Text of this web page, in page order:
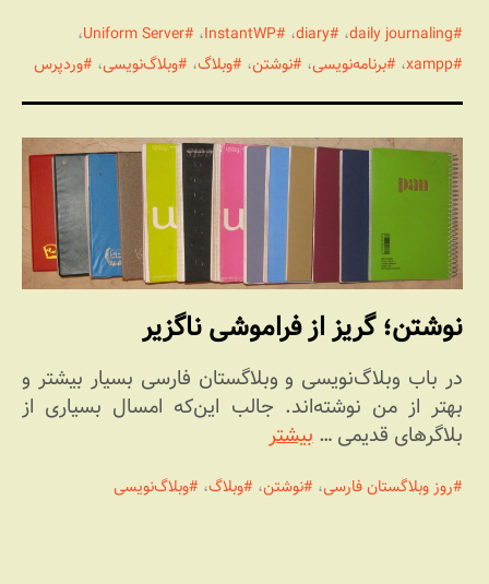
daily journaling، diary، InstantWP، Uniform Server،
xampp، برنامه‌نویسی، نوشتن، وبلاگ، وبلاگ‌نویسی، وردپرس
نوشتن؛ گریز از فراموشی ناگزیر
در باب وبلاگ‌نویسی و وبلاگستان فارسی بسیار بیشتر و
بهتر از من نوشته‌اند. جالب این‌که امسال بسیاری از
بلاگرهای قدیمی …بیشتر
روز وبلاگستان فارسی، نوشتن، وبلاگ، وبلاگ‌نویسی